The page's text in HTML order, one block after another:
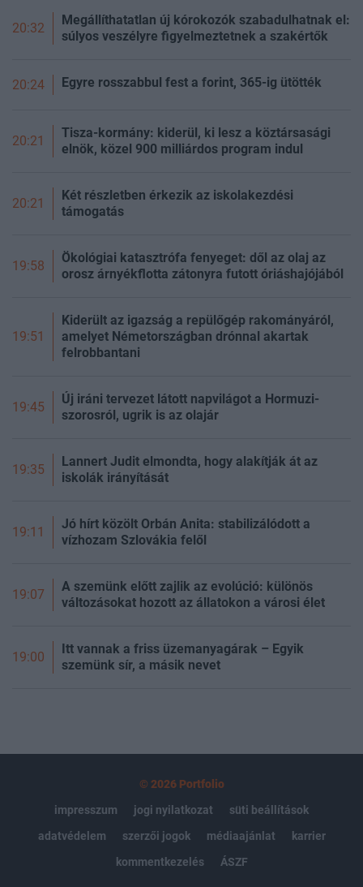
20:32
Megállíthatatlan új kórokozók szabadulhatnak el:
súlyos veszélyre figyelmeztetnek a szakértők
20:24 Egyre rosszabbul fest a forint, 365-ig ütötték
20:21
Tisza-kormány: kiderül, ki lesz a köztársasági
elnök, közel 900 milliárdos program indul
20:21
Két részletben érkezik az iskolakezdési
támogatás
19:58
Ökológiai katasztrófa fenyeget: dől az olaj az
orosz árnyékflotta zátonyra futott óriáshajójából
19:51
Kiderült az igazság a repülőgép rakományáról,
amelyet Németországban drónnal akartak
felrobbantani
19:45
Új iráni tervezet látott napvilágot a Hormuzi-
szorosról, ugrik is az olajár
19:35
Lannert Judit elmondta, hogy alakítják át az
iskolák irányítását
19:11
Jó hírt közölt Orbán Anita: stabilizálódott a
vízhozam Szlovákia felől
19:07
A szemünk előtt zajlik az evolúció: különös
változásokat hozott az állatokon a városi élet
19:00
Itt vannak a friss üzemanyagárak – Egyik
szemünk sír, a másik nevet
© 2026 Portfolio
impresszum
jogi nyilatkozat
süti beállítások
adatvédelem
szerzői jogok médiaajánlat
karrier
kommentkezelés
ÁSZF